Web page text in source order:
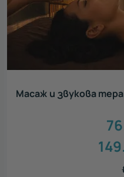
Масаж и звукова